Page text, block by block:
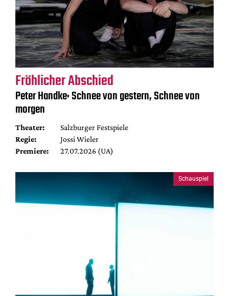
Fröhlicher Abschied
Peter Handke: Schnee von gestern, Schnee von
morgen
Theater:
Salzburger Festspiele
Regie:
Jossi Wieler
Premiere:
27.07.2026 (UA)
Schauspiel